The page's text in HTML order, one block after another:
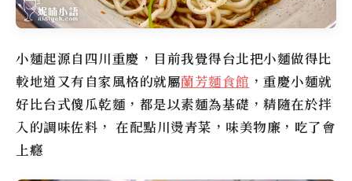
小麵起源自四川重慶，目前我覺得台北把小麵做得比
較地道又有自家風格的就屬蘭芳麵食館 ，重慶小麵就
好比台式傻瓜乾麵，都是以素麵為基礎，精隨在於拌
入的調味佐料， 在配點川燙青菜，味美物廉，吃了會
上癮